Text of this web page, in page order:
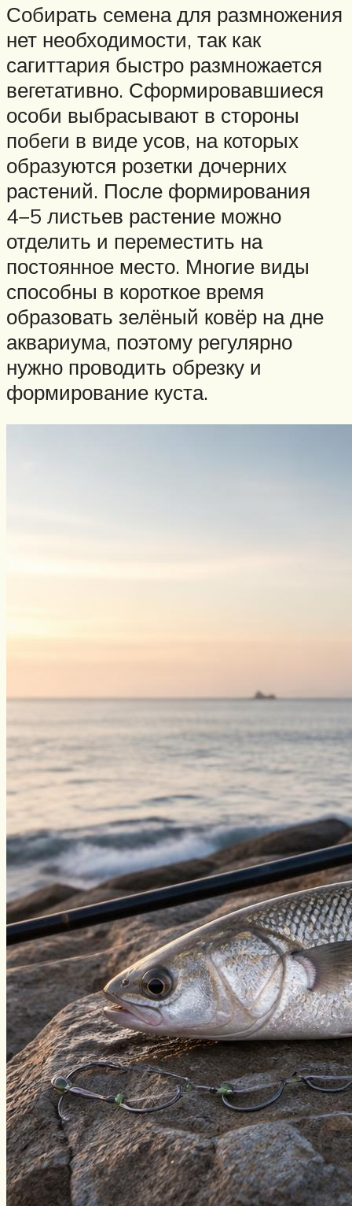
Собирать семена для размножения
нет необходимости, так как
сагиттария быстро размножается
вегетативно. Сформировавшиеся
особи выбрасывают в стороны
побеги в виде усов, на которых
образуются розетки дочерних
растений. После формирования
4−5 листьев растение можно
отделить и переместить на
постоянное место. Многие виды
способны в короткое время
образовать зелёный ковёр на дне
аквариума, поэтому регулярно
нужно проводить обрезку и
формирование куста.